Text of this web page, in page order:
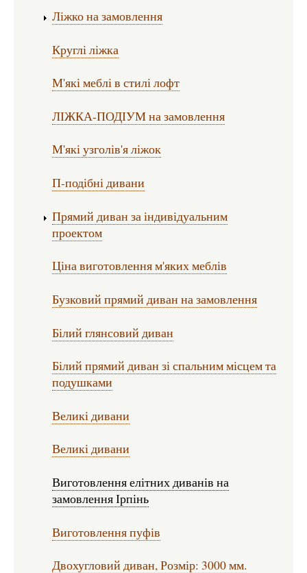
Ліжко на замовлення
Круглі ліжка
М'які меблі в стилі лофт
ЛІЖКА-ПОДІУМ на замовлення
М'які узголів'я ліжок
П-подібні дивани
Прямий диван за індивідуальним
проектом
Ціна виготовлення м'яких меблів
Бузковий прямий диван на замовлення
Білий глянсовий диван
Білий прямий диван зі спальним місцем та
подушками
Великі дивани
Великі дивани
Виготовлення елітних диванів на
замовлення Ірпінь
Виготовлення пуфів
Двохугловий диван, Розмір: 3000 мм.